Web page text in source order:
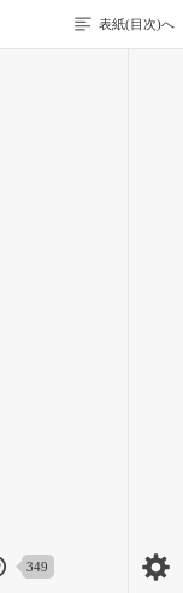
表紙(目次)へ
349
見つけてくれるは